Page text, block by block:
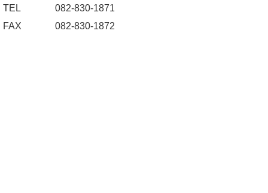
TEL
082-830-1871
FAX
082-830-1872